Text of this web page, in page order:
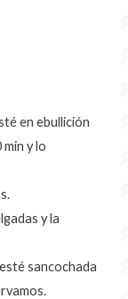
en ebullición
y lo
y la
sancochada